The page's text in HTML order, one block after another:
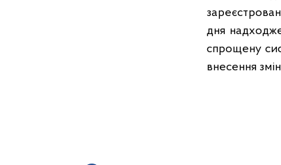
дня
спрощену
внесення